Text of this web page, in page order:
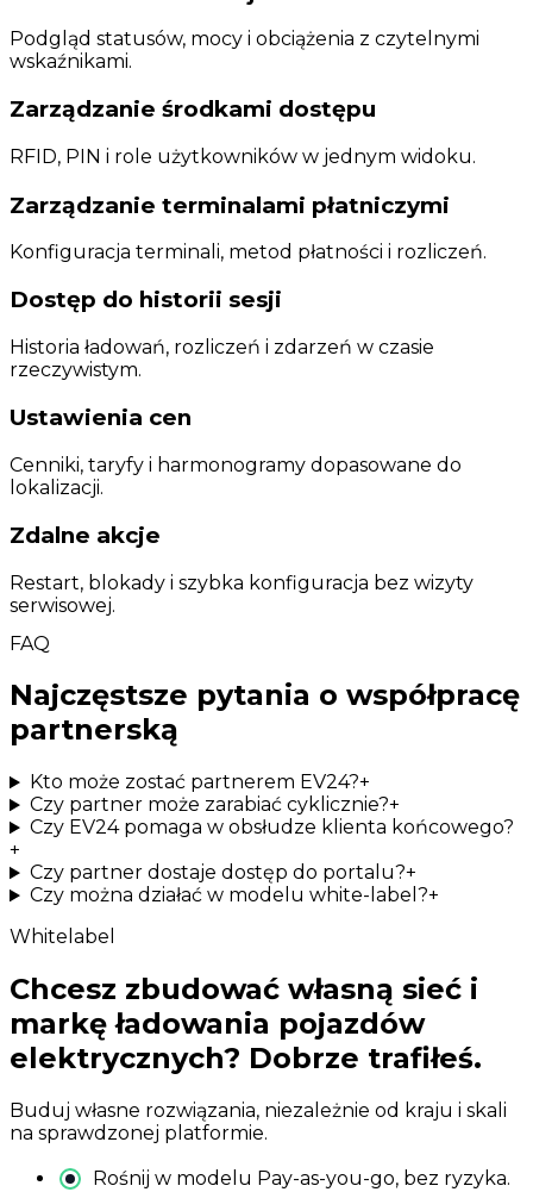
Podgląd statusów, mocy i obciążenia z czytelnymi
wskaźnikami.
Zarządzanie środkami dostępu
RFID, PIN i role użytkowników w jednym widoku.
Zarządzanie terminalami płatniczymi
Konfiguracja terminali, metod płatności i rozliczeń.
Dostęp do historii sesji
Historia ładowań, rozliczeń i zdarzeń w czasie
rzeczywistym.
Ustawienia cen
Cenniki, taryfy i harmonogramy dopasowane do
lokalizacji.
Zdalne akcje
Restart, blokady i szybka konfiguracja bez wizyty
serwisowej.
FAQ
Najczęstsze pytania o współpracę
partnerską
Kto może zostać partnerem EV24?+
Czy partner może zarabiać cyklicznie?+
Czy EV24 pomaga w obsłudze klienta końcowego?
+
Czy partner dostaje dostęp do portalu?+
Czy można działać w modelu white-label?+
Whitelabel
Chcesz zbudować własną sieć i
markę ładowania pojazdów
elektrycznych? Dobrze trafiłeś.
Buduj własne rozwiązania, niezależnie od kraju i skali
na sprawdzonej platformie.
Rośnij w modelu Pay-as-you-go, bez ryzyka.